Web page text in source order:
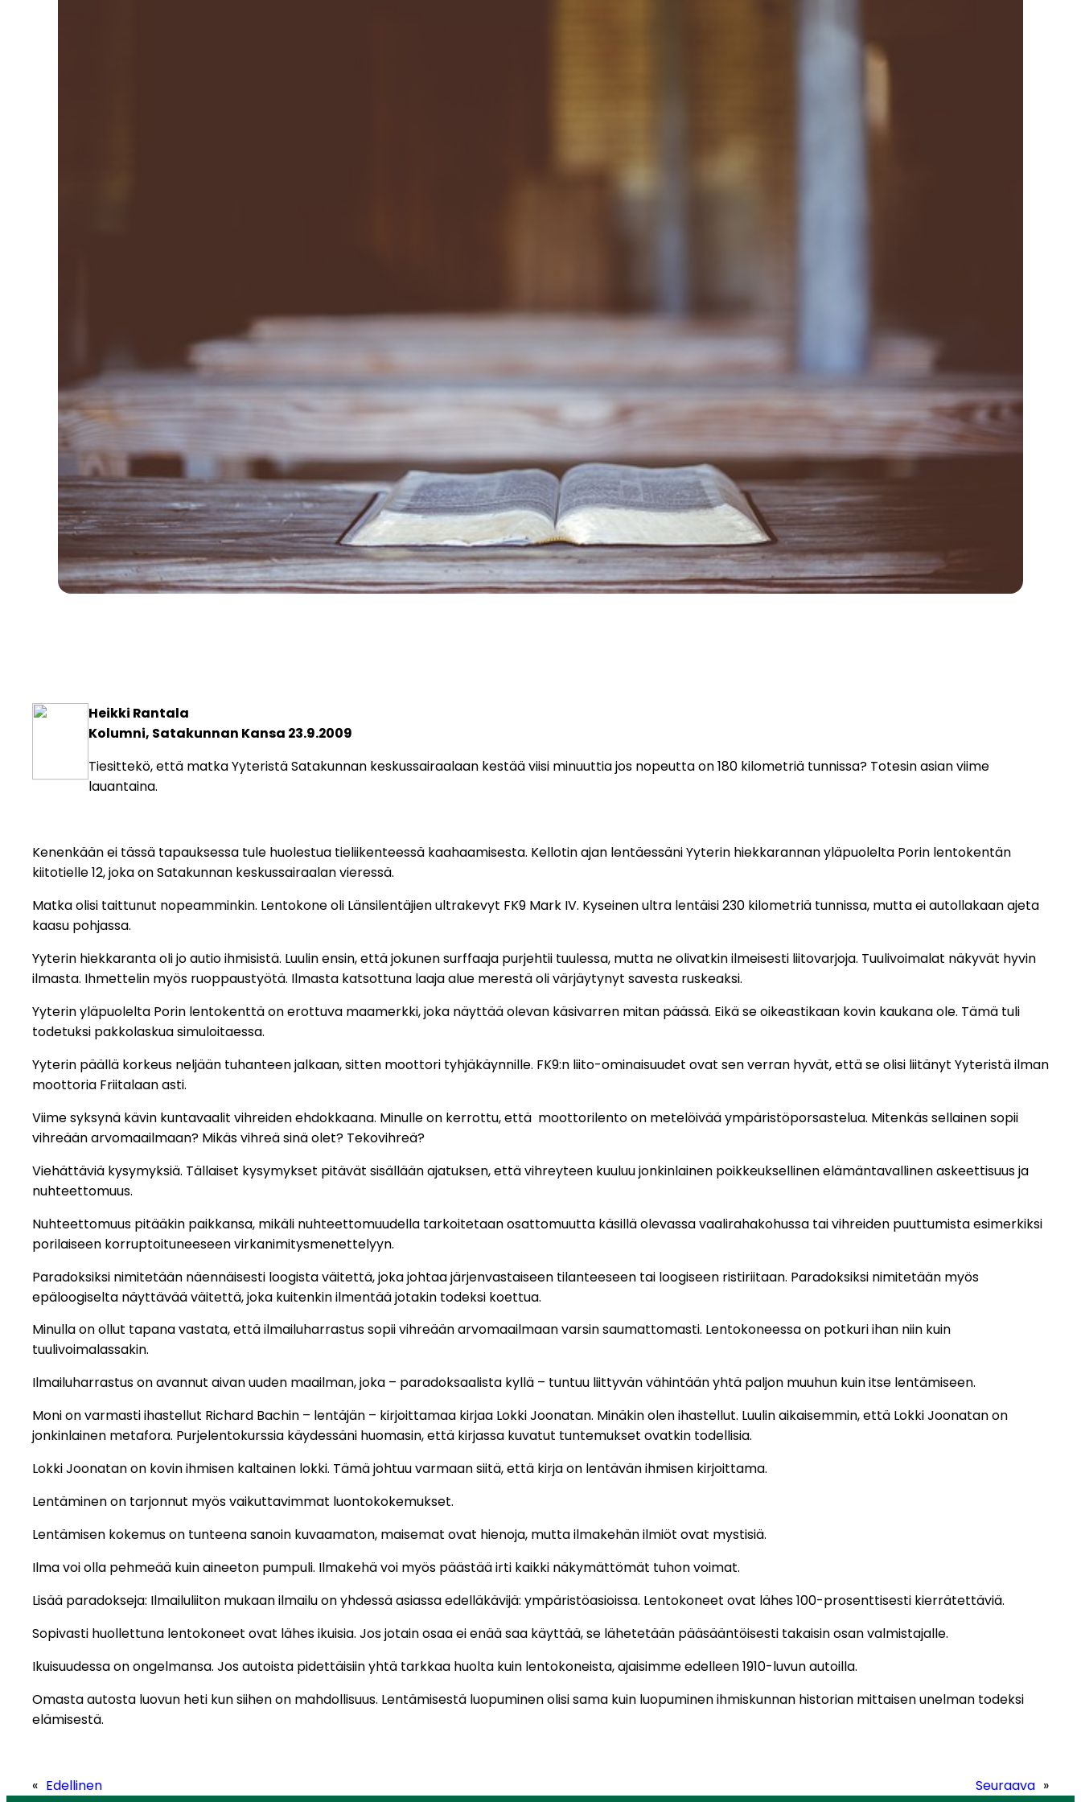
Heikki Rantala
Kolumni, Satakunnan Kansa 23.9.2009
Tiesittekö, että matka Yyteristä Satakunnan keskussairaalaan kestää viisi minuuttia jos nopeutta on 180 kilometriä tunnissa? Totesin asian viime
lauantaina.
Kenenkään ei tässä tapauksessa tule huolestua tieliikenteessä kaahaamisesta. Kellotin ajan lentäessäni Yyterin hiekkarannan yläpuolelta Porin lentokentän
kiitotielle 12, joka on Satakunnan keskussairaalan vieressä.
Matka olisi taittunut nopeamminkin. Lentokone oli Länsilentäjien ultrakevyt FK9 Mark IV. Kyseinen ultra lentäisi 230 kilometriä tunnissa, mutta ei autollakaan ajeta
kaasu pohjassa.
Yyterin hiekkaranta oli jo autio ihmisistä. Luulin ensin, että jokunen surffaaja purjehtii tuulessa, mutta ne olivatkin ilmeisesti liitovarjoja. Tuulivoimalat näkyvät hyvin
ilmasta. Ihmettelin myös ruoppaustyötä. Ilmasta katsottuna laaja alue merestä oli värjäytynyt savesta ruskeaksi.
Yyterin yläpuolelta Porin lentokenttä on erottuva maamerkki, joka näyttää olevan käsivarren mitan päässä. Eikä se oikeastikaan kovin kaukana ole. Tämä tuli
todetuksi pakkolaskua simuloitaessa.
Yyterin päällä korkeus neljään tuhanteen jalkaan, sitten moottori tyhjäkäynnille. FK9:n liito-ominaisuudet ovat sen verran hyvät, että se olisi liitänyt Yyteristä ilman
moottoria Friitalaan asti.
Viime syksynä kävin kuntavaalit vihreiden ehdokkaana. Minulle on kerrottu, että moottorilento on metelöivää ympäristöporsastelua. Mitenkäs sellainen sopii
vihreään arvomaailmaan? Mikäs vihreä sinä olet? Tekovihreä?
Viehättäviä kysymyksiä. Tällaiset kysymykset pitävät sisällään ajatuksen, että vihreyteen kuuluu jonkinlainen poikkeuksellinen elämäntavallinen askeettisuus ja
nuhteettomuus.
Nuhteettomuus pitääkin paikkansa, mikäli nuhteettomuudella tarkoitetaan osattomuutta käsillä olevassa vaalirahakohussa tai vihreiden puuttumista esimerkiksi
porilaiseen korruptoituneeseen virkanimitysmenettelyyn.
Paradoksiksi nimitetään näennäisesti loogista väitettä, joka johtaa järjenvastaiseen tilanteeseen tai loogiseen ristiriitaan. Paradoksiksi nimitetään myös
epäloogiselta näyttävää väitettä, joka kuitenkin ilmentää jotakin todeksi koettua.
Minulla on ollut tapana vastata, että ilmailuharrastus sopii vihreään arvomaailmaan varsin saumattomasti. Lentokoneessa on potkuri ihan niin kuin
tuulivoimalassakin.
Ilmailuharrastus on avannut aivan uuden maailman, joka – paradoksaalista kyllä – tuntuu liittyvän vähintään yhtä paljon muuhun kuin itse lentämiseen.
Moni on varmasti ihastellut Richard Bachin – lentäjän – kirjoittamaa kirjaa Lokki Joonatan. Minäkin olen ihastellut. Luulin aikaisemmin, että Lokki Joonatan on
jonkinlainen metafora. Purjelentokurssia käydessäni huomasin, että kirjassa kuvatut tuntemukset ovatkin todellisia.
Lokki Joonatan on kovin ihmisen kaltainen lokki. Tämä johtuu varmaan siitä, että kirja on lentävän ihmisen kirjoittama.
Lentäminen on tarjonnut myös vaikuttavimmat luontokokemukset.
Lentämisen kokemus on tunteena sanoin kuvaamaton, maisemat ovat hienoja, mutta ilmakehän ilmiöt ovat mystisiä.
Ilma voi olla pehmeää kuin aineeton pumpuli. Ilmakehä voi myös päästää irti kaikki näkymättömät tuhon voimat.
Lisää paradokseja: Ilmailuliiton mukaan ilmailu on yhdessä asiassa edelläkävijä: ympäristöasioissa. Lentokoneet ovat lähes 100-prosenttisesti kierrätettäviä.
Sopivasti huollettuna lentokoneet ovat lähes ikuisia. Jos jotain osaa ei enää saa käyttää, se lähetetään pääsääntöisesti takaisin osan valmistajalle.
Ikuisuudessa on ongelmansa. Jos autoista pidettäisiin yhtä tarkkaa huolta kuin lentokoneista, ajaisimme edelleen 1910-luvun autoilla.
Omasta autosta luovun heti kun siihen on mahdollisuus. Lentämisestä luopuminen olisi sama kuin luopuminen ihmiskunnan historian mittaisen unelman todeksi
elämisestä.
« Edellinen Seuraava »